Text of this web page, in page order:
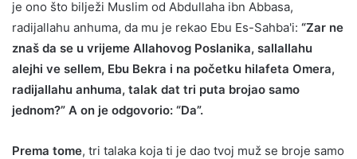
je ono što bilježi Muslim od Abdullaha ibn Abbasa,
radijallahu anhuma, da mu je rekao Ebu Es-Sahba'i: “Zar ne
znaš da se u vrijeme Allahovog Poslanika, sallallahu
alejhi ve sellem, Ebu Bekra i na početku hilafeta Omera,
radijallahu anhuma, talak dat tri puta brojao samo
jednom?” A on je odgovorio: “Da”.
Prema tome, tri talaka koja ti je dao tvoj muž se broje samo